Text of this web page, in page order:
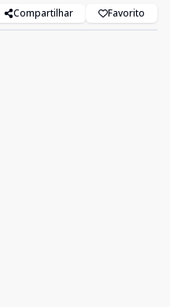
Compartilhar Favorito